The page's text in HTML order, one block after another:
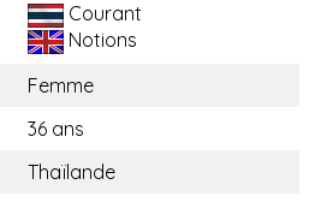
Courant
Notions
Femme
36 ans
Thaïlande